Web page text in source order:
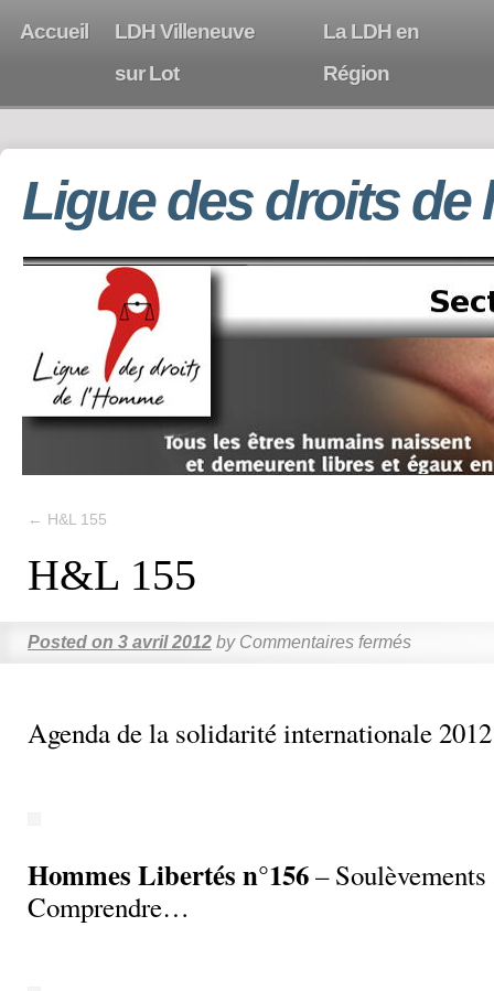
Accueil
LDH Villeneuve
sur Lot
La LDH en
Région
Ligue des droits de
← H&L 155
H&L 155
Posted on 3 avril 2012 by Commentaires fermés
Agenda de la solidarité internationale 2012
Hommes Libertés n°156– Soulèvements
Comprendre…